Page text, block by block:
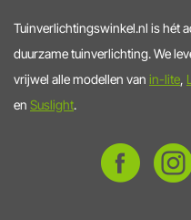
Tuinverlichtingswinkel.nl is hét
duurzame tuinverlichting. We
vrijwel alle modellen van in-lite,
en Suslight.